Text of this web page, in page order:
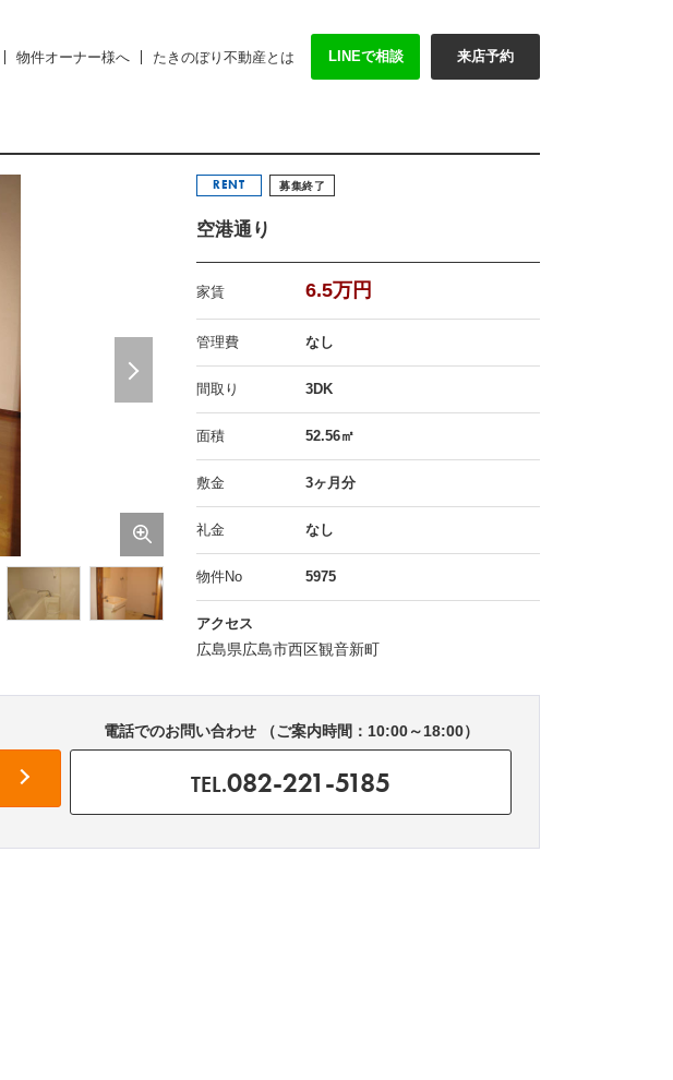
物件オーナー様へ たきのぼり不動産とは LINEで相談 来店予約
RENT 募集終了
空港通り
家賃 6.5万円
管理費 なし
間取り 3DK
面積 52.56㎡
敷金 3ヶ月分
礼金 なし
物件No 5975
アクセス
広島県広島市西区観音新町
電話でのお問い合わせ （ご案内時間：10:00～18:00）
TEL.082-221-5185